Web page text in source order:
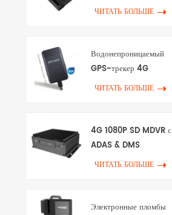
ЧИТАТЬ БОЛЬШЕ
Водонепроницаемый
GPS-трекер 4G
ЧИТАТЬ БОЛЬШЕ
4G 1080P SD MDVR с
ADAS & DMS
ЧИТАТЬ БОЛЬШЕ
Электронные пломбы